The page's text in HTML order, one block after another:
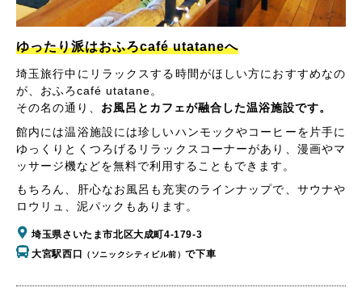
ゆったり派はおふろcafé utataneへ
埼玉旅行中にリラックスする時間がほしい方におすすめなの
が、おふろcafé utatane。
その名の通り、 お風呂とカフェが融合した温浴施設です。
館内には温浴施設には珍しいハンモックやコーヒーを片手に
ゆっくりとくつろげるリラックスコーナーがあり、漫画やマ
ッサージ機などを無料で利用することもできます。
もちろん、肝心なお風呂も充実のラインナップで、サウナや
ロウリュ、泥パックもあります。
埼玉県さいたま市北区大成町4-179-3
大宮駅西口
（ソニックシティビル前）で下車